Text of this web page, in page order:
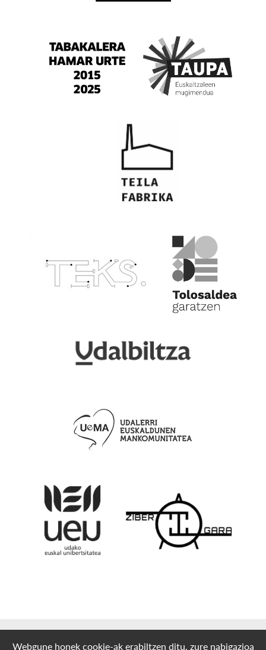
© 2012-2026 Euskarabildua - Ametzagaiña Taldea
Webgune honek cookie-ak erabiltzen ditu, zure nabigazioa